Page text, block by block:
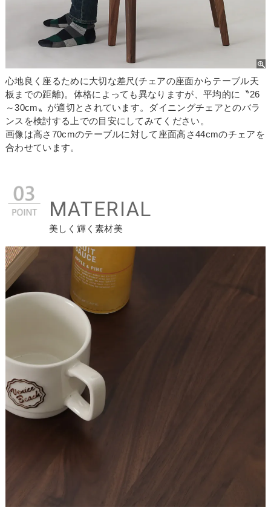
お買い物を続ける
心地良く座るために大切な差尺(チェアの座面からテーブル天
板までの距離)。体格によっても異なりますが、平均的に〝26
～30cm〟が適切とされています。ダイニングチェアとのバラ
ンスを検討する上での目安にしてみてください。
画像は高さ70cmのテーブルに対して座面高さ44cmのチェアを
合わせています。
MATERIAL
美しく輝く素材美